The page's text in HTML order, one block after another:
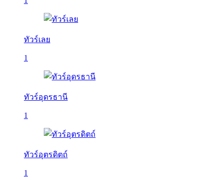
ทัวร์เลย
1
ทัวร์อุดรธานี
1
ทัวร์อุตรดิตถ์
1